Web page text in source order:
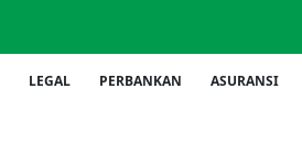
LEGAL PERBANKAN ASURANSI